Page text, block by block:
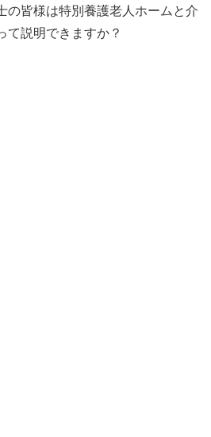
の皆様は特別養護老人ホームと介
て説明できますか？